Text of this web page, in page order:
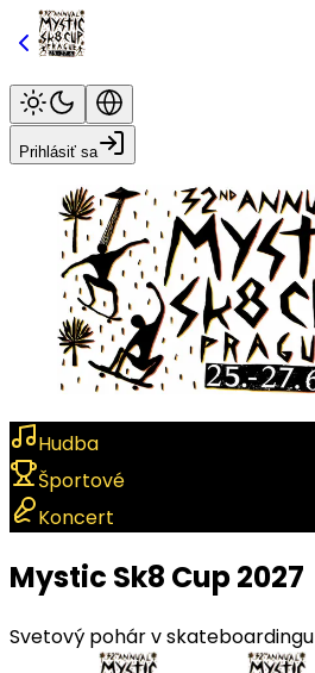
Prihlásiť sa
Hudba
Športové
Koncert
Mystic Sk8 Cup 2027
Svetový pohár v skateboardingu